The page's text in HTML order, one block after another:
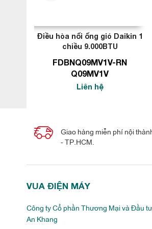
kha khá không gian chứa dàn nóng.
Chức năng phát
Việc kiểm tra áp suất và lưu lượng
Điều hòa nối ống gió Daikin 1
chiều 9.000BTU
FDBNQ09MV1V-RN
Q09MV1V
Liên hệ
Giao hàng miễn phí nội
- TP.HCM.
VUA ĐIỆN MÁY
Công ty Cổ phần Thương Mại và Đầu
An Khang